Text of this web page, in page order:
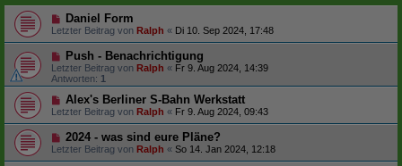
Daniel Form
Letzter Beitrag von Ralph « Di 10. Sep 2024, 17:48
Push - Benachrichtigung
Letzter Beitrag von Ralph « Fr 9. Aug 2024, 14:39
Antworten: 1
Alex's Berliner S-Bahn Werkstatt
Letzter Beitrag von Ralph « Fr 9. Aug 2024, 09:43
2024 - was sind eure Pläne?
Letzter Beitrag von Ralph « So 14. Jan 2024, 12:18